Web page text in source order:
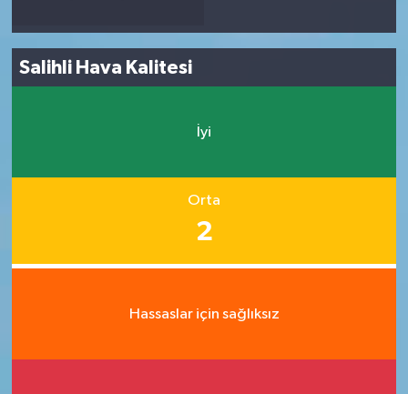
Salihli Hava Kalitesi
İyi
Orta
2
Hassaslar için sağlıksız